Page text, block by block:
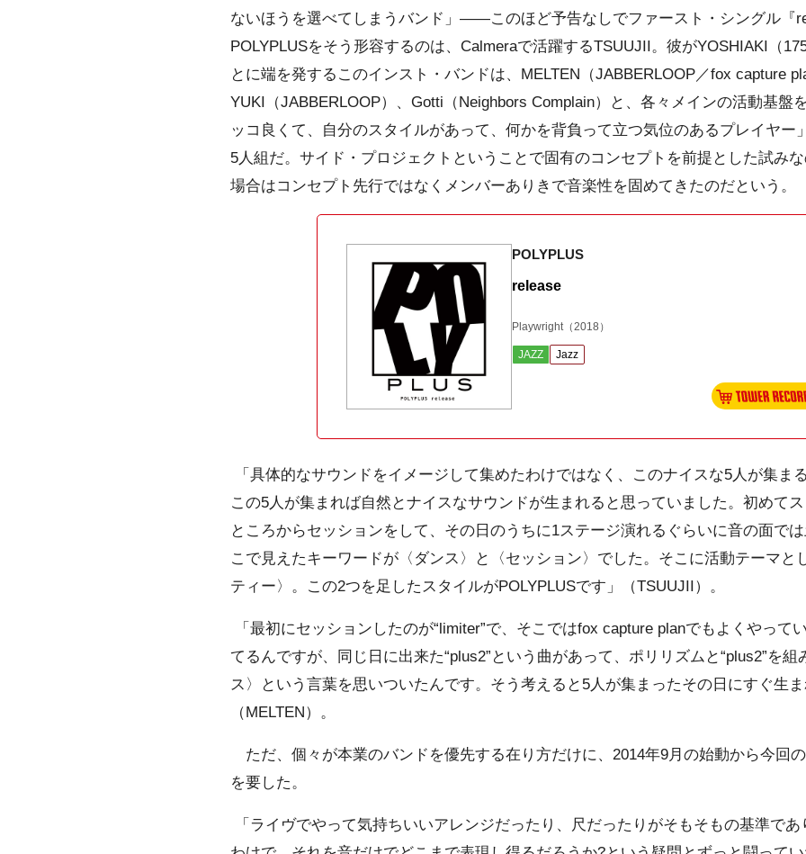
ないほうを選べてしまうバンド」――このほど予告なしでファースト・シングル『
POLYPLUSをそう形容するのは、Calmeraで活躍するTSUUJII。彼がYOSHIAKI（
とに端を発するこのインスト・バンドは、MELTEN（JABBERLOOP／fox capture
YUKI（JABBERLOOP）、Gotti（Neighbors Complain）と、各々メインの活動基盤
ッコ良くて、自分のスタイルがあって、何かを背負って立つ気位のあるプレイヤー
5人組だ。サイド・プロジェクトということで固有のコンセプトを前提とした試み
場合はコンセプト先行ではなくメンバーありきで音楽性を固めてきたのだという。
POLYPLUS
release
Playwright（2018）
JAZZ Jazz
「具体的なサウンドをイメージして集めたわけではなく、このナイスな5人が集ま
この5人が集まれば自然とナイスなサウンドが生まれると思っていました。初めて
ところからセッションをして、その日のうちに1ステージ演れるぐらいに音の面で
こで見えたキーワードが〈ダンス〉と〈セッション〉でした。そこに活動テーマと
ティー〉。この2つを足したスタイルがPOLYPLUSです」（TSUUJII）。
「最初にセッションしたのが“limiter”で、そこではfox capture planでもよくやって
てるんですが、同じ日に出来た“plus2”という曲があって、ポリリズムと“plus2”を組
ス〉という言葉を思いついたんです。そう考えると5人が集まったその日にすぐ生ま
（MELTEN）。
ただ、個々が本業のバンドを優先する在り方だけに、2014年9月の始動から今回
を要した。
「ライヴでやって気持ちいいアレンジだったり、尺だったりがそもそもの基準で